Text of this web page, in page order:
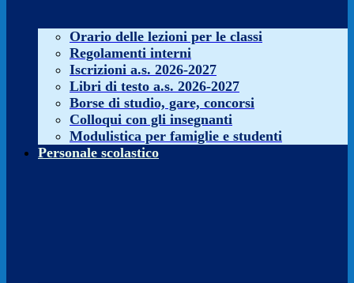
Orario delle lezioni per le classi
Regolamenti interni
Iscrizioni a.s. 2026-2027
Libri di testo a.s. 2026-2027
Borse di studio, gare, concorsi
Colloqui con gli insegnanti
Modulistica per famiglie e studenti
Personale scolastico